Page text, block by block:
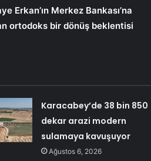
Erkan’ın Merkez Bankası’na
ortodoks bir dönüş beklentisi
Karacabey’de 38 bin 850
dekar arazi modern
sulamaya kavuşuyor
Ağustos 6, 2026